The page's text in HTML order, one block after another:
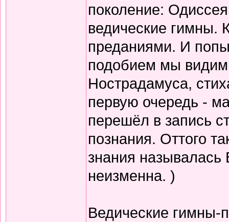
поколение:
ведические гимны.
преданиями. И
подобием мы видим
Нострадамуса,
первую очередь -
перешёл в запись
познания. Оттого
знания
неизменна. )
Ведические гимны-